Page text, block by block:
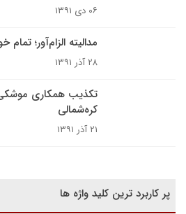
۰۶ دی ۱۳۹۱
مدالیته الزام‌آور؛
۲۸ آذر ۱۳۹۱
تکذیب همکاری
کره‌شمالی
۲۱ آذر ۱۳۹۱
پر کاربرد ترین کلید واژه ها